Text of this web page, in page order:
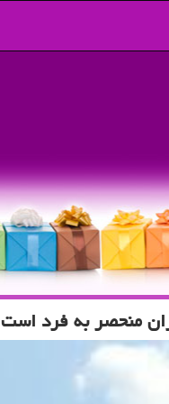
منحصر به فرد است